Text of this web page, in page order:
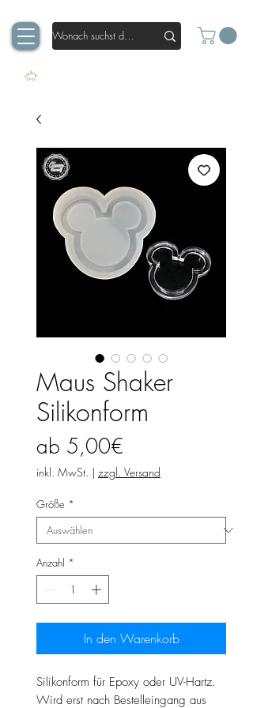
Maus Shaker
Silikonform
ab 5,00€
Preis
inkl. MwSt. | zzgl. Versand
Größe *
Anzahl *
In den Warenkorb
Silikonform für Epoxy oder UV-Hartz.
Wird erst nach Bestelleingang aus